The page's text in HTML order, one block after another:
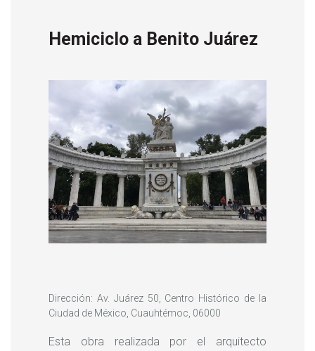
Hemiciclo a Benito Juárez
Dirección: Av. Juárez 50, Centro Histórico de la
Ciudad de México, Cuauhtémoc, 06000
Esta obra realizada por el arquitecto